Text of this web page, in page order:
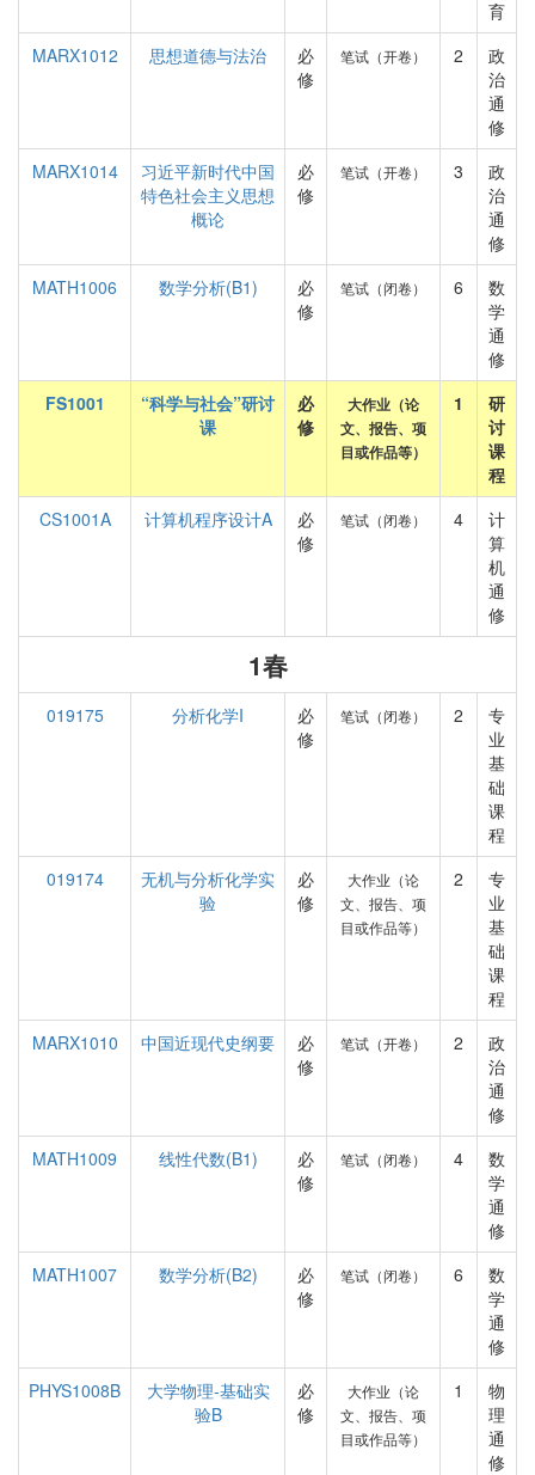
育
MARX1012
思想道德与法治
必
修
笔试（开卷） 2
政
治
通
修
MARX1014
习近平新时代中国
特色社会主义思想
概论
必
修
笔试（开卷） 3
政
治
通
修
MATH1006
数学分析(B1)
必
修
笔试（闭卷） 6
数
学
通
修
FS1001
“科学与社会”研讨
课
必
修
大作业（论
文、报告、项
目或作品等）
1
研
讨
课
程
CS1001A
计算机程序设计A
必
修
笔试（闭卷） 4
计
算
机
通
修
1春
019175 分析化学I
必
修
笔试（闭卷） 2
专
业
基
础
课
程
019174
无机与分析化学实
验
必
修
大作业（论
文、报告、项
目或作品等）
2
专
业
基
础
课
程
MARX1010
中国近现代史纲要
必
修
笔试（开卷） 2
政
治
通
修
MATH1009
线性代数(B1)
必
修
笔试（闭卷） 4
数
学
通
修
MATH1007
数学分析(B2)
必
修
笔试（闭卷） 6
数
学
通
修
PHYS1008B
大学物理-基础实
验B
必
修
大作业（论
文、报告、项
目或作品等）
1
物
理
通
修